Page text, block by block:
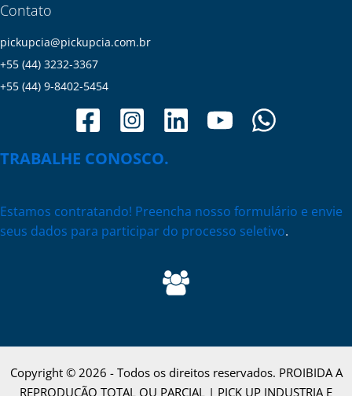
Contato
pickupcia@pickupcia.com.br
+55 (44) 3232-3367
+55 (44) 9-8402-5454
TRABALHE CONOSCO.
Estamos contratando! Preencha nosso formulário e envie
seus dados para participar do processo seletivo.
Copyright © 2026 - Todos os direitos reservados. PROIBIDA A
REPRODUÇÃO TOTAL OU PARCIAL | PICK UP INDUSTRIA E